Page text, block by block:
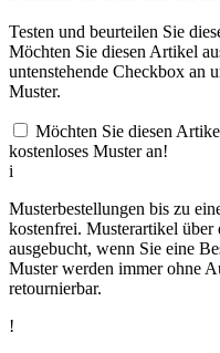
Testen und beurteilen Sie
Möchten Sie diesen Artikel
untenstehende Checkbox an
Muster.
Möchten Sie diesen
kostenloses Muster an!
i
Musterbestellungen bis zu
kostenfrei. Musterartikel
ausgebucht, wenn Sie eine
Muster werden immer ohne
retournierbar.
!